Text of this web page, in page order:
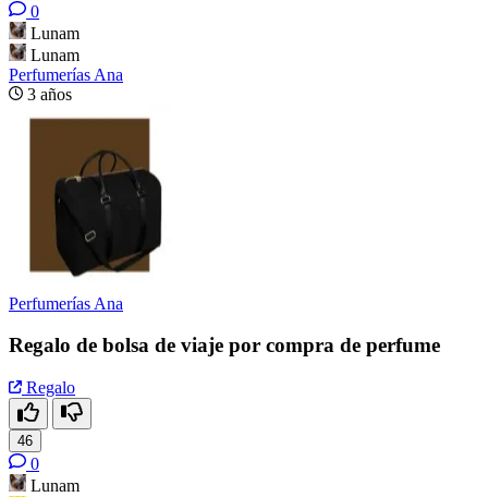
0
Lunam
Lunam
Perfumerías Ana
3 años
Perfumerías Ana
Regalo de bolsa de viaje por compra de perfume
Regalo
46
0
Lunam